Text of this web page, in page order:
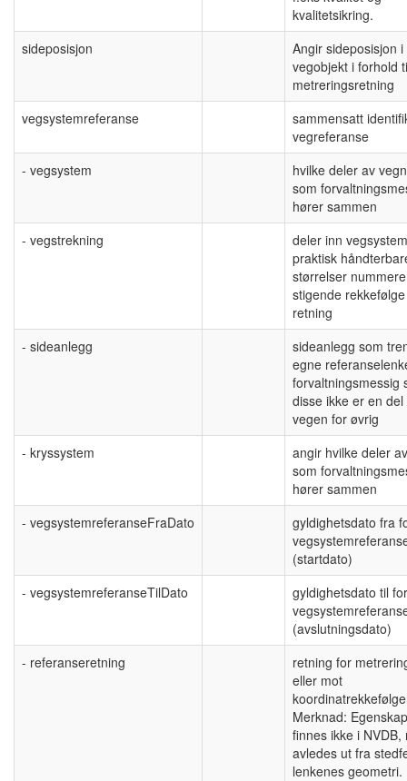
kvalitetsikring.
sideposisjon
Angir sideposisjon i
vegobjekt i forhold
metreringsretning
vegsystemreferanse
sammensatt
vegreferanse
- vegsystem
hvilke deler av
som
hører sammen
- vegstrekning
deler inn
praktisk
størrelser
stigende
retning
- sideanlegg
sideanlegg som
egne
forvaltningsmessig
disse ikke er en del
vegen for øvrig
- kryssystem
angir hvilke deler
som
hører sammen
- vegsystemreferanseFraDato
gyldighetsdato fra
(startdato)
- vegsystemreferanseTilDato
gyldighetsdato til for
(avslutningsdato)
- referanseretning
retning for
eller mot
Merknad:
finnes ikke i NVDB,
avledes ut fra
lenkenes geometri.